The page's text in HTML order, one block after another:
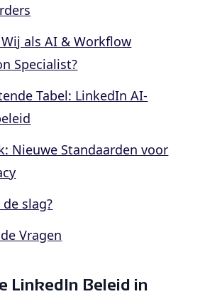
als AI & Workflow
Specialist?
Tabel: LinkedIn AI-
Nieuwe Standaarden voor
slag?
Vragen
LinkedIn Beleid in